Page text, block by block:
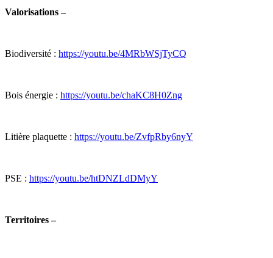
Valorisations –
Biodiversité : https://youtu.be/4MRbWSjTyCQ
Bois énergie : https://youtu.be/chaKC8H0Zng
Litière plaquette : https://youtu.be/ZvfpRby6nyY
PSE : https://youtu.be/htDNZLdDMyY
Territoires –